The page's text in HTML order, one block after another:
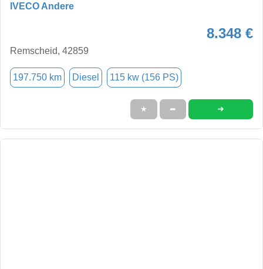
IVECO Andere
8.348 €
Remscheid, 42859
197.750 km Diesel 115 kw (156 PS)
★ ➦ ➜